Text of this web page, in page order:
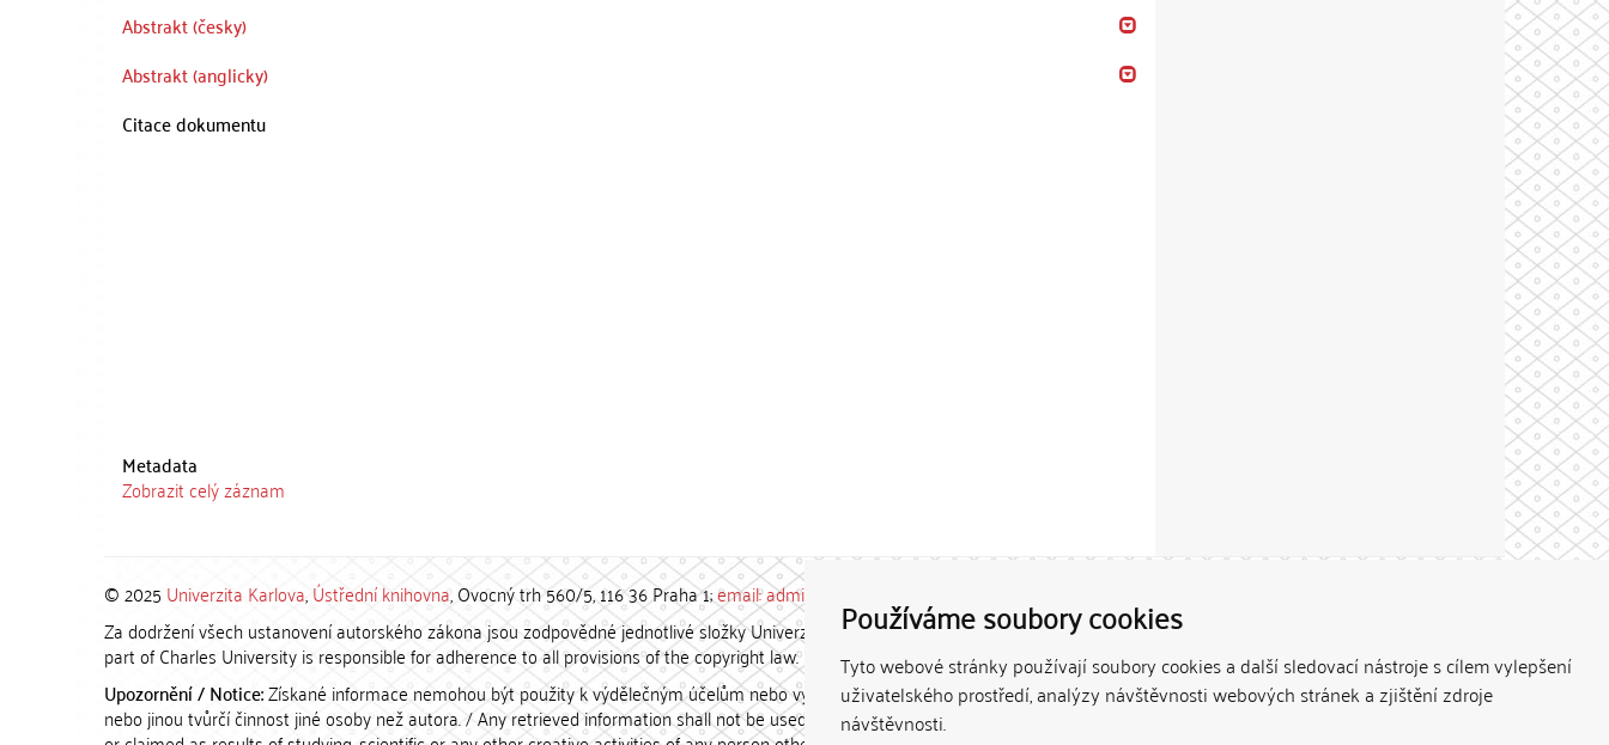
Používáme soubory cookies
Tyto webové stránky používají soubory cookies a další sledovací nástroje s cílem vylepšení
uživatelského prostředí, analýzy návštěvnosti webových stránek a zjištění zdroje
návštěvnosti.
Abstrakt (česky)
Abstrakt (anglicky)
Citace dokumentu
Metadata
Zobrazit celý záznam
© 2025 Univerzita Karlova,Ústřední knihovna, Ovocný trh 560/5, 116 36 Praha 1;email: admin-repozitar [at] cuni.cz
Za dodržení všech ustanovení autorského zákona jsou zodpovědné jednotlivé složky Univerzity Karlovy. / Each constituent
part of Charles University is responsible for adherence to all provisions of the copyright law.
Upozornění / Notice:Získané informace nemohou být použity k výdělečným účelům nebo vydávány za studijní, vědeckou
nebo jinou tvůrčí činnost jiné osoby než autora. / Any retrieved information shall not be used for any commercial purposes